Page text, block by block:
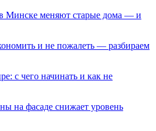
Минске меняют старые дома — и
и не пожалеть — разбираем
с чего начинать и как не
на фасаде снижает уровень